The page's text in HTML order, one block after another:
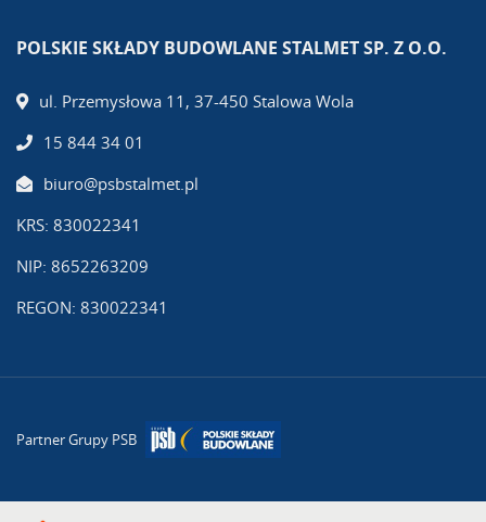
POLSKIE SKŁADY BUDOWLANE STALMET SP. Z O.O.
ul. Przemysłowa 11, 37-450 Stalowa Wola
15 844 34 01
biuro@psbstalmet.pl
KRS: 830022341
NIP: 8652263209
REGON: 830022341
Partner Grupy PSB